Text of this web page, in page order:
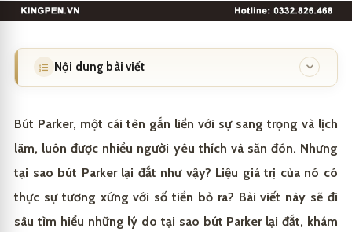
Nội dung bài viết
Lịch sử và di sản thương hiệu
1.2 Chất lượng và độ bền vượt trội
1.3 Thiết kế đẳng cấp và tinh tế
Bút Parker, một cái tên gắn liền với sự sang trọng và lịch
lãm, luôn được nhiều người yêu thích và săn đón. Nhưng
tại sao bút Parker lại đắt như vậy? Liệu giá trị của nó có
thực sự tương xứng với số tiền bỏ ra? Bài viết này sẽ đi
sâu tìm hiểu những lý do tại sao bút Parker lại đắt, khám